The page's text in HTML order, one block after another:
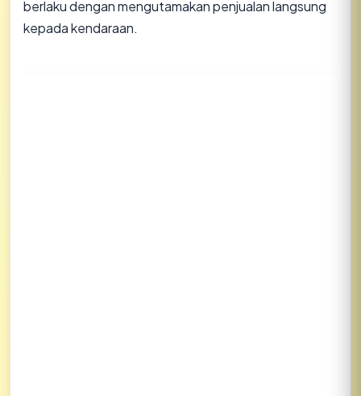
berlaku dengan mengutamakan penjualan langsung
kepada kendaraan.